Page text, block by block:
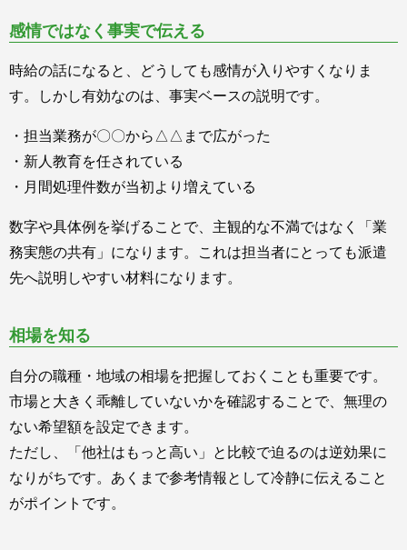
感情ではなく事実で伝える
時給の話になると、どうしても感情が入りやすくなりま
す。しかし有効なのは、事実ベースの説明です。
・担当業務が〇〇から△△まで広がった
・新人教育を任されている
・月間処理件数が当初より増えている
数字や具体例を挙げることで、主観的な不満ではなく「業
務実態の共有」になります。これは担当者にとっても派遣
先へ説明しやすい材料になります。
相場を知る
自分の職種・地域の相場を把握しておくことも重要です。
市場と大きく乖離していないかを確認することで、無理の
ない希望額を設定できます。
ただし、「他社はもっと高い」と比較で迫るのは逆効果に
なりがちです。あくまで参考情報として冷静に伝えること
がポイントです。